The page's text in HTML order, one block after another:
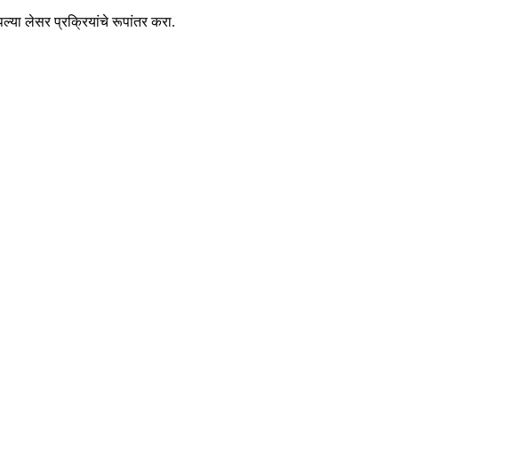
लेसर प्रक्रियांचे रूपांतर करा.